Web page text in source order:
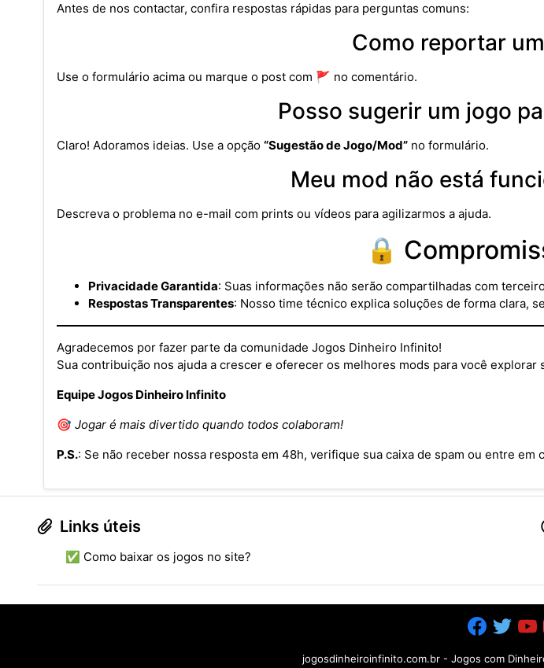
Antes de nos contactar, confira respostas rápidas para perguntas comuns:
Como reportar
Use o formulário acima ou marque o post com 🚩 no comentário.
Posso sugerir um jogo
Claro! Adoramos ideias. Use a opção “Sugestão de Jogo/Mod” no formulário.
Meu mod não está
Descreva o problema no e-mail com prints ou vídeos para agilizarmos a ajuda.
🔒
Privacidade Garantida: Suas informações não serão compartilhadas com
Respostas Transparentes: Nosso time técnico explica soluções de forma clara,
Agradecemos por fazer parte da comunidade Jogos Dinheiro Infinito!
Sua contribuição nos ajuda a crescer e oferecer os melhores mods para você explorar
Equipe Jogos Dinheiro Infinito
🎯 Jogar é mais divertido quando todos colaboram!
P.S.: Se não receber nossa resposta em 48h, verifique sua caixa de spam ou entre em
Links úteis
✅ Como baixar os jogos no site?
jogosdinheiroinfinito.com.br - Jogos com